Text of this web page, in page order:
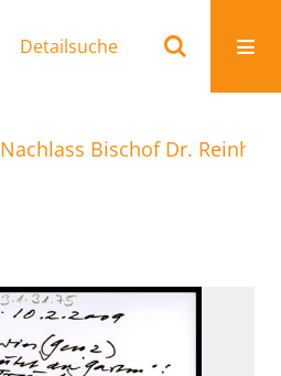
Detailsuche
Nachlass Bischof Dr.